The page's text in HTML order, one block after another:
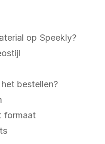
op Speekly?
bestellen?
formaat